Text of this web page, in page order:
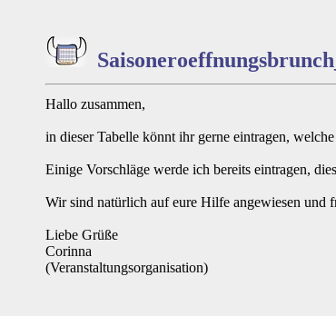
Hallo zusammen,
in dieser Tabelle könnt ihr gerne eintragen,
Einige Vorschläge werde ich bereits eintragen,
Wir sind natürlich auf eure Hilfe angewiesen und
Liebe Grüße
Corinna
(Veranstaltungsorganisation)